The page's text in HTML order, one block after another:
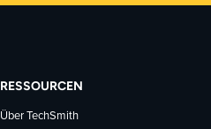
RESSOURCEN
Über TechSmith